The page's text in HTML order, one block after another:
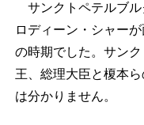
サンクトペテルブル
ロディーン・シャー
の時期でした。サン
王、総理大臣と榎本
は分かりません。